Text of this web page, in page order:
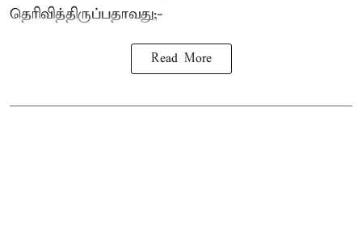
தெரிவித்திருப்பதாவது;-
Read More